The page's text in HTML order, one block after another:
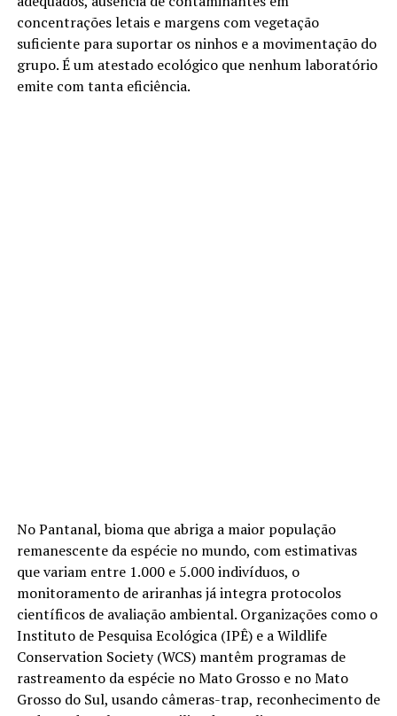
concentrações letais e margens com vegetação
suficiente para suportar os ninhos e a movimentação do
grupo. É um atestado ecológico que nenhum laboratório
emite com tanta eficiência.
No Pantanal, bioma que abriga a maior população
remanescente da espécie no mundo, com estimativas
que variam entre 1.000 e 5.000 indivíduos, o
monitoramento de ariranhas já integra protocolos
científicos de avaliação ambiental. Organizações como o
Instituto de Pesquisa Ecológica (IPÊ) e a Wildlife
Conservation Society (WCS) mantêm programas de
rastreamento da espécie no Mato Grosso e no Mato
Grosso do Sul, usando câmeras-trap, reconhecimento de